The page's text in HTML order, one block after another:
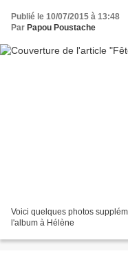
Publié le 10/07/2015 à 13:48
Par Papou Poustache
Voici quelques photos
l'album à Hélène